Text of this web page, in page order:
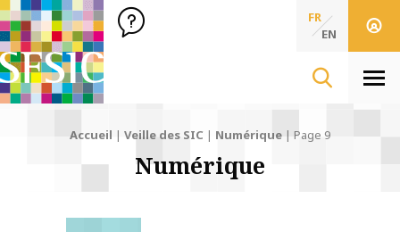
SFSIC Société Française des Sciences de l'Information & de
Société Française des Sciences
de l'Information
FR
EN
Accueil | Veille des SIC | Numérique | Page 9
Numérique